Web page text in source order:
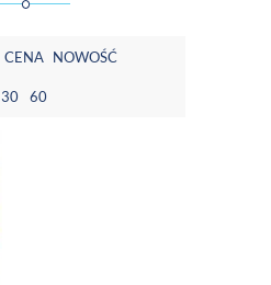
CENA NOWOŚĆ
30 60